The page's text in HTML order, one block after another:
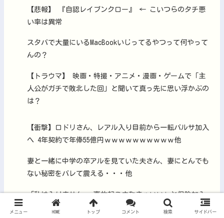
【悲報】 『自認レイブンクロー』 ← こいつらのタチ悪
い率は異常
スタバで大量にいるMacBookいじってるやつって何やって
んの？
【トラウマ】 映画・特撮・アニメ・漫画・ゲームで「主
人公がガチで敗北した回」と聞いて真っ先に思い浮かぶの
は？
【衝撃】ロドリさん、レアル入り目前から一転バルサ加入
へ 4年契約で年俸55億円ｗｗｗｗｗｗｗｗｗｗ他
妻と一緒に中学の卒アルを見ていた夫さん、妻にとんでも
ない秘密をバレて震える・・・他
「私は入りません、 事故起こさなきゃいい」と保険加入
を勧められた推し活民が反発、保険代が勿体無いし事故起
メニュー HOME トップ コメント 検索 サイドバー